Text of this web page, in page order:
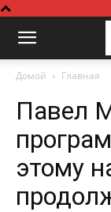
Домой Главная
Павел
этому